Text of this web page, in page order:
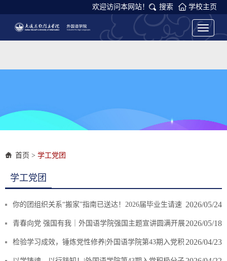
欢迎访问本网站！ 搜索 学校主页
Toggle
首页 > 学工党团
学工党团
2026/05/24
你的团组织关系“搬家”指南已送达！2026届毕业生请速
速查收！ 2026/05/18
青春向党 强国有我｜外国语学院强国主题宣讲圆满开展
2026/04/23
检验学习成效，锤炼党性修养|外国语学院第43期入党积
极分子培训结业考试顺利进行